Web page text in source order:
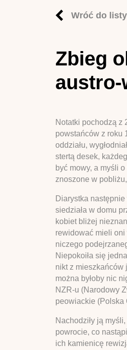
Wróć do listy
Zbieg
Notatki pochodzą z
powstańców z roku
oddziału,
stertą desek,
być mowy, a myśli
znoszone w
Diarystka
siedziała w domu
kobiet bliżej
rewidować mieli
niczego
Niepokoiła się
nikt z mieszkańców
można byłoby nic
NZR-u (Narodowy
peowiackie (Polska
Nachodziły ją
powrocie, co
ich kamienicę